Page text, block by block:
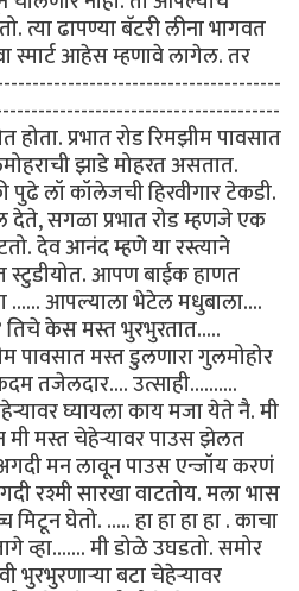
ढापण्या बॅटरी लीना भागवत
आहेस म्हणावे लागेल. तर
प्रभात रोड रिमझीम पावसात
झाडे मोहरत असतात.
पुढे लॉ कॉलेजची हिरवीगार टेकडी.
देते, सगळा प्रभात रोड म्हणजे एक
देव आनंद म्हणे या रस्त्याने
स्टुडीयोत. आपण बाईक हाणत
...... आपल्याला भेटेल मधुबाला....
तिचे केस मस्त भुरभुरतात.....
पावसात मस्त डुलणारा गुलमोहोर
तजेलदार.... उत्साही..........
घ्यायला काय मजा येते नै. मी
मी मस्त चेहेर्‍यावर पाउस झेलत
मन लावून पाउस एन्जॉय करणं
रश्मी सारखा वाटतोय. मला भास
घेतो. ..... हा हा हा हा . काचा
मी डोळे उघडतो. समोर
भुरभुरणार्‍या बटा चेहेर्‍यावर